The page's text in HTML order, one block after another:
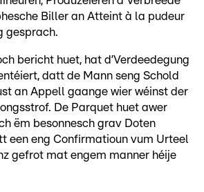
Biller an Atteint à la pudeur
gesprach.
bericht huet, hat d’Verdeedegung
datt de Mann seng Schold
an Appell gaange wier wéinst der
De Parquet huet awer
ëm besonnesch grav Doten
een eng Confirmatioun vum Urteel
gefrot mat engem manner héije